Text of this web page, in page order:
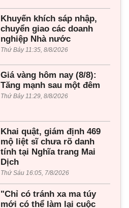
Khuyến khích sáp nhập,
chuyển giao các doanh
nghiệp Nhà nước
Thứ Bảy 11:35, 8/8/2026
Giá vàng hôm nay (8/8):
Tăng mạnh sau một đêm
Thứ Bảy 11:29, 8/8/2026
Khai quật, giám định 469
mộ liệt sĩ chưa rõ danh
tính tại Nghĩa trang Mai
Dịch
Thứ Sáu 16:05, 7/8/2026
"Chỉ có tránh xa ma túy
mới có thể làm lại cuộc